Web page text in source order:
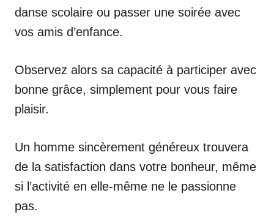
danse scolaire ou passer une soirée avec
vos amis d’enfance.
Observez alors sa capacité à participer avec
bonne grâce, simplement pour vous faire
plaisir.
Un homme sincèrement généreux trouvera
de la satisfaction dans votre bonheur, même
si l’activité en elle-même ne le passionne
pas.